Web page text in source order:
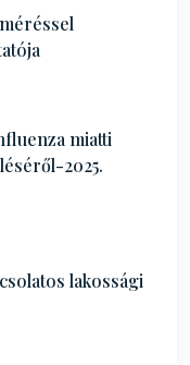
miatti
2025.
lakossági